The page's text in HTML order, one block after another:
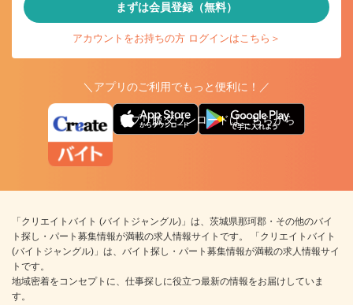
まずは会員登録（無料）
アカウントをお持ちの方 ログインはこちら＞
＼アプリのご利用でもっと便利に！／
アプリ版ダウンロードはこちらから
「クリエイトバイト (バイトジャングル)」は、茨城県那珂郡・その他のバイ
ト探し・パート募集情報が満載の求人情報サイトです。 「クリエイトバイト
(バイトジャングル)」は、バイト探し・パート募集情報が満載の求人情報サイ
トです。
地域密着をコンセプトに、仕事探しに役立つ最新の情報をお届けしていま
す。